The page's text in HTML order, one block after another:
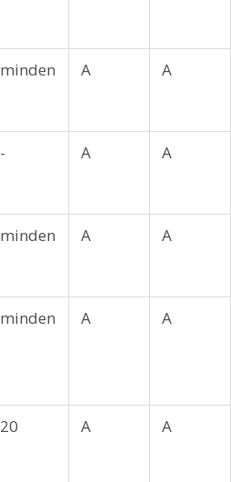
minden A A
- A A
minden A A
minden A A
20 A A